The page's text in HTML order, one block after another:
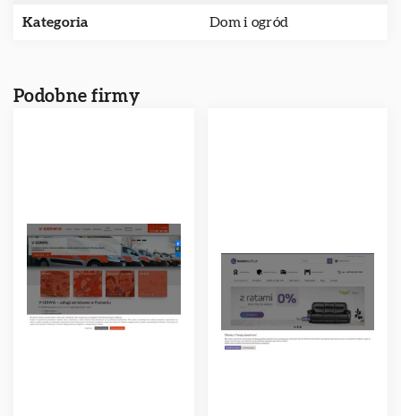
Kategoria Dom i ogród
Podobne firmy